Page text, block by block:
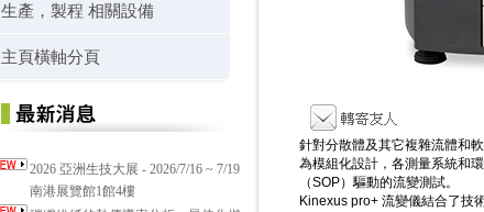
生產，製程 相關設備
主頁橫軸分頁
南港展覽館1館4樓
針對分散體及其它複雜流體和
為模組化設計，各測量系統和
（SOP）驅動的流變測試。
Kinexus pro+ 流變儀結合了技